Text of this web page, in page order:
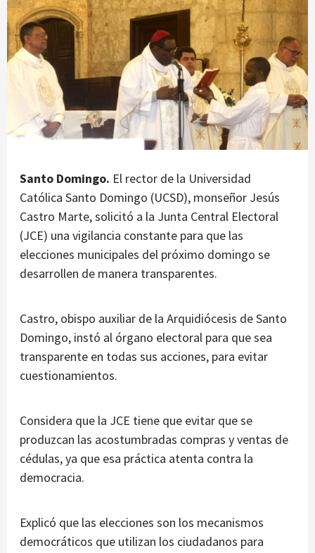
Santo Domingo. El rector de la Universidad
Católica Santo Domingo (UCSD), monseñor Jesús
Castro Marte, solicitó a la Junta Central Electoral
(JCE) una vigilancia constante para que las
elecciones municipales del próximo domingo se
desarrollen de manera transparentes.
Castro, obispo auxiliar de la Arquidiócesis de Santo
Domingo, instó al órgano electoral para que sea
transparente en todas sus acciones, para evitar
cuestionamientos.
Considera que la JCE tiene que evitar que se
produzcan las acostumbradas compras y ventas de
cédulas, ya que esa práctica atenta contra la
democracia.
Explicó que las elecciones son los mecanismos
democráticos que utilizan los ciudadanos para